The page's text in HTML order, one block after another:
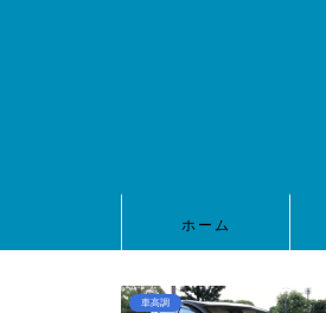
ホーム
車高調